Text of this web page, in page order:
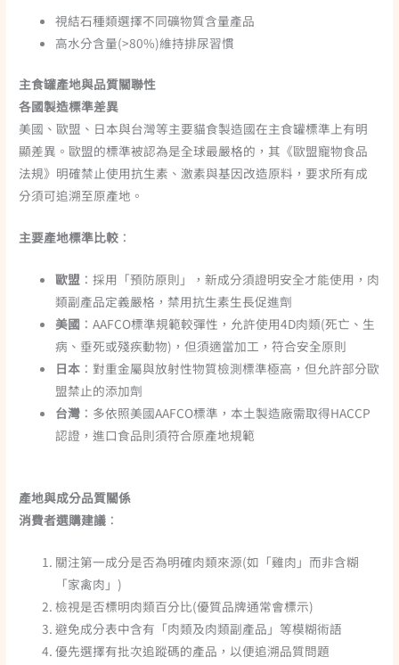
視結石種類選擇不同礦物質含量產品
高水分含量(>80%)維持排尿習慣
主食罐產地與品質關聯性
各國製造標準差異
美國、歐盟、日本與台灣等主要貓食製造國在主食罐標準上有明
顯差異。歐盟的標準被認為是全球最嚴格的，其《歐盟寵物食品
法規》明確禁止使用抗生素、激素與基因改造原料，要求所有成
分須可追溯至原產地。
主要產地標準比較 ：
歐盟 ：採用「預防原則」，新成分須證明安全才能使用，肉
類副產品定義嚴格，禁用抗生素生長促進劑
美國 ：AAFCO標準規範較彈性，允許使用4D肉類(死亡、生
病、垂死或殘疾動物)，但須適當加工，符合安全原則
日本 ：對重金屬與放射性物質檢測標準極高，但允許部分歐
盟禁止的添加劑
台灣 ：多依照美國AAFCO標準，本土製造廠需取得HACCP
認證，進口食品則須符合原產地規範
產地與成分品質關係
消費者選購建議 ：
關注第一成分是否為明確肉類來源(如「雞肉」而非含糊
「家禽肉」)
檢視是否標明肉類百分比(優質品牌通常會標示)
避免成分表中含有「肉類及肉類副產品」等模糊術語
優先選擇有批次追蹤碼的產品，以便追溯品質問題